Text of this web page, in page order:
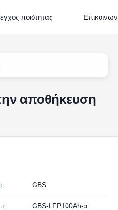
ποιότητας
αποθήκευση
GBS
GBS-LFP100Ah-α